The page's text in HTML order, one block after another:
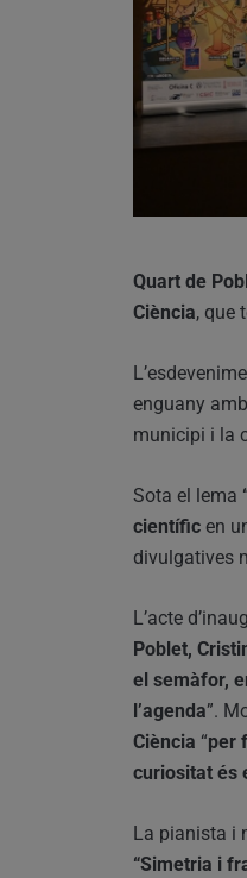
Quart de
Ciència, que
enguany
municipi i la
Sota el lema
científic en
divulgatives
L’acte
Poblet,
el semàfor,
l’agenda”.
Ciència “per
curiositat és
La pianista i
“Simetria i